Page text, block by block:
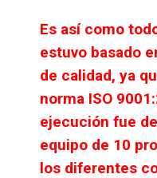
Es así como
estuvo basado
de calidad, ya
norma ISO
ejecución fue
equipo de 10
los diferentes